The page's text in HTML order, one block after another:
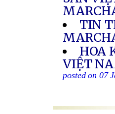
TIN
HOA
VIỆT
posted on 07